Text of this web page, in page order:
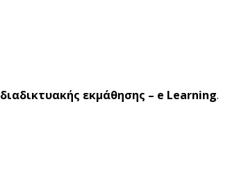
διαδικτυακής εκμάθησης – e Learning.